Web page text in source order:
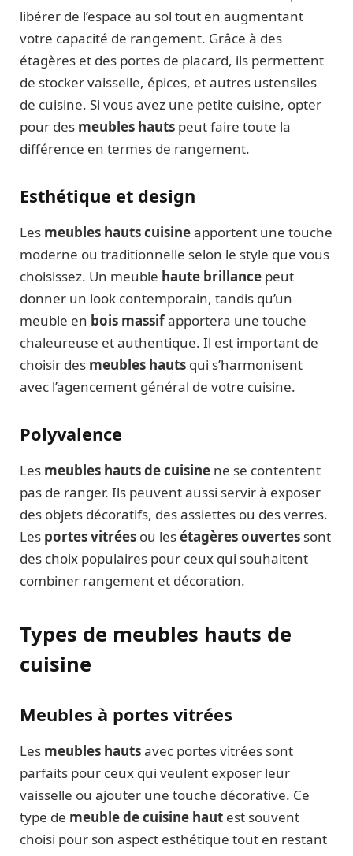
libérer de l’espace au sol tout en augmentant
votre capacité de rangement. Grâce à des
étagères et des portes de placard, ils permettent
de stocker vaisselle, épices, et autres ustensiles
de cuisine. Si vous avez une petite cuisine, opter
pour des meubles hauts peut faire toute la
différence en termes de rangement.
Esthétique et design
Les meubles hauts cuisineapportent une touche
moderne ou traditionnelle selon le style que vous
choisissez. Un meuble haute brillance peut
donner un look contemporain, tandis qu’un
meuble en bois massifapportera une touche
chaleureuse et authentique. Il est important de
choisir des meubles hauts qui s’harmonisent
avec l’agencement général de votre cuisine.
Polyvalence
Les meubles hauts de cuisine ne se contentent
pas de ranger. Ils peuvent aussi servir à exposer
des objets décoratifs, des assiettes ou des verres.
Les portes vitrées ou lesétagères ouvertes sont
des choix populaires pour ceux qui souhaitent
combiner rangement et décoration.
Types de meubles hauts de
cuisine
Meubles à portes vitrées
Les meubles hautsavec portes vitrées sont
parfaits pour ceux qui veulent exposer leur
vaisselle ou ajouter une touche décorative. Ce
type de meuble de cuisine haut est souvent
choisi pour son aspect esthétique tout en restant